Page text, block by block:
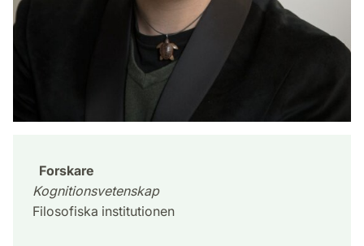
Forskare
Kognitionsvetenskap
Filosofiska institutionen